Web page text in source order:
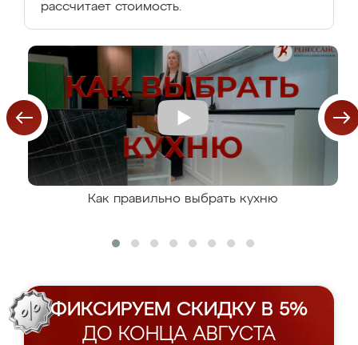
рассчитает стоимость.
Как правильно выбрать кухню
ФИКСИРУЕМ СКИДКУ В 5%
ДО КОНЦА АВГУСТА